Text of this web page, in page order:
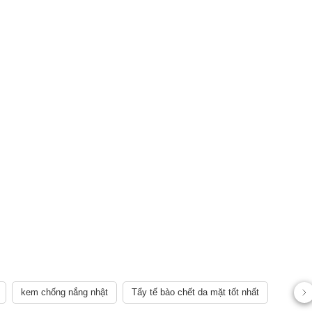
kem chống nắng nhật Tẩy tế bào chết da mặt tốt nhất